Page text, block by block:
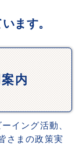
ます。
内
イング活動、
さまの政策実